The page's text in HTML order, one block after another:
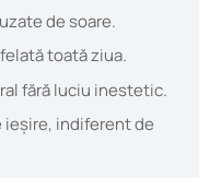
de soare.
toată ziua.
fără luciu inestetic.
ieșire, indiferent de